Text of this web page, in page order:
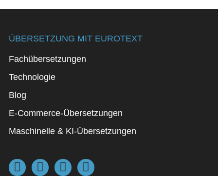
ÜBERSETZUNG MIT EUROTEXT
Fachübersetzungen
Technologie
Blog
E-Commerce-Übersetzungen
Maschinelle & KI-Übersetzungen